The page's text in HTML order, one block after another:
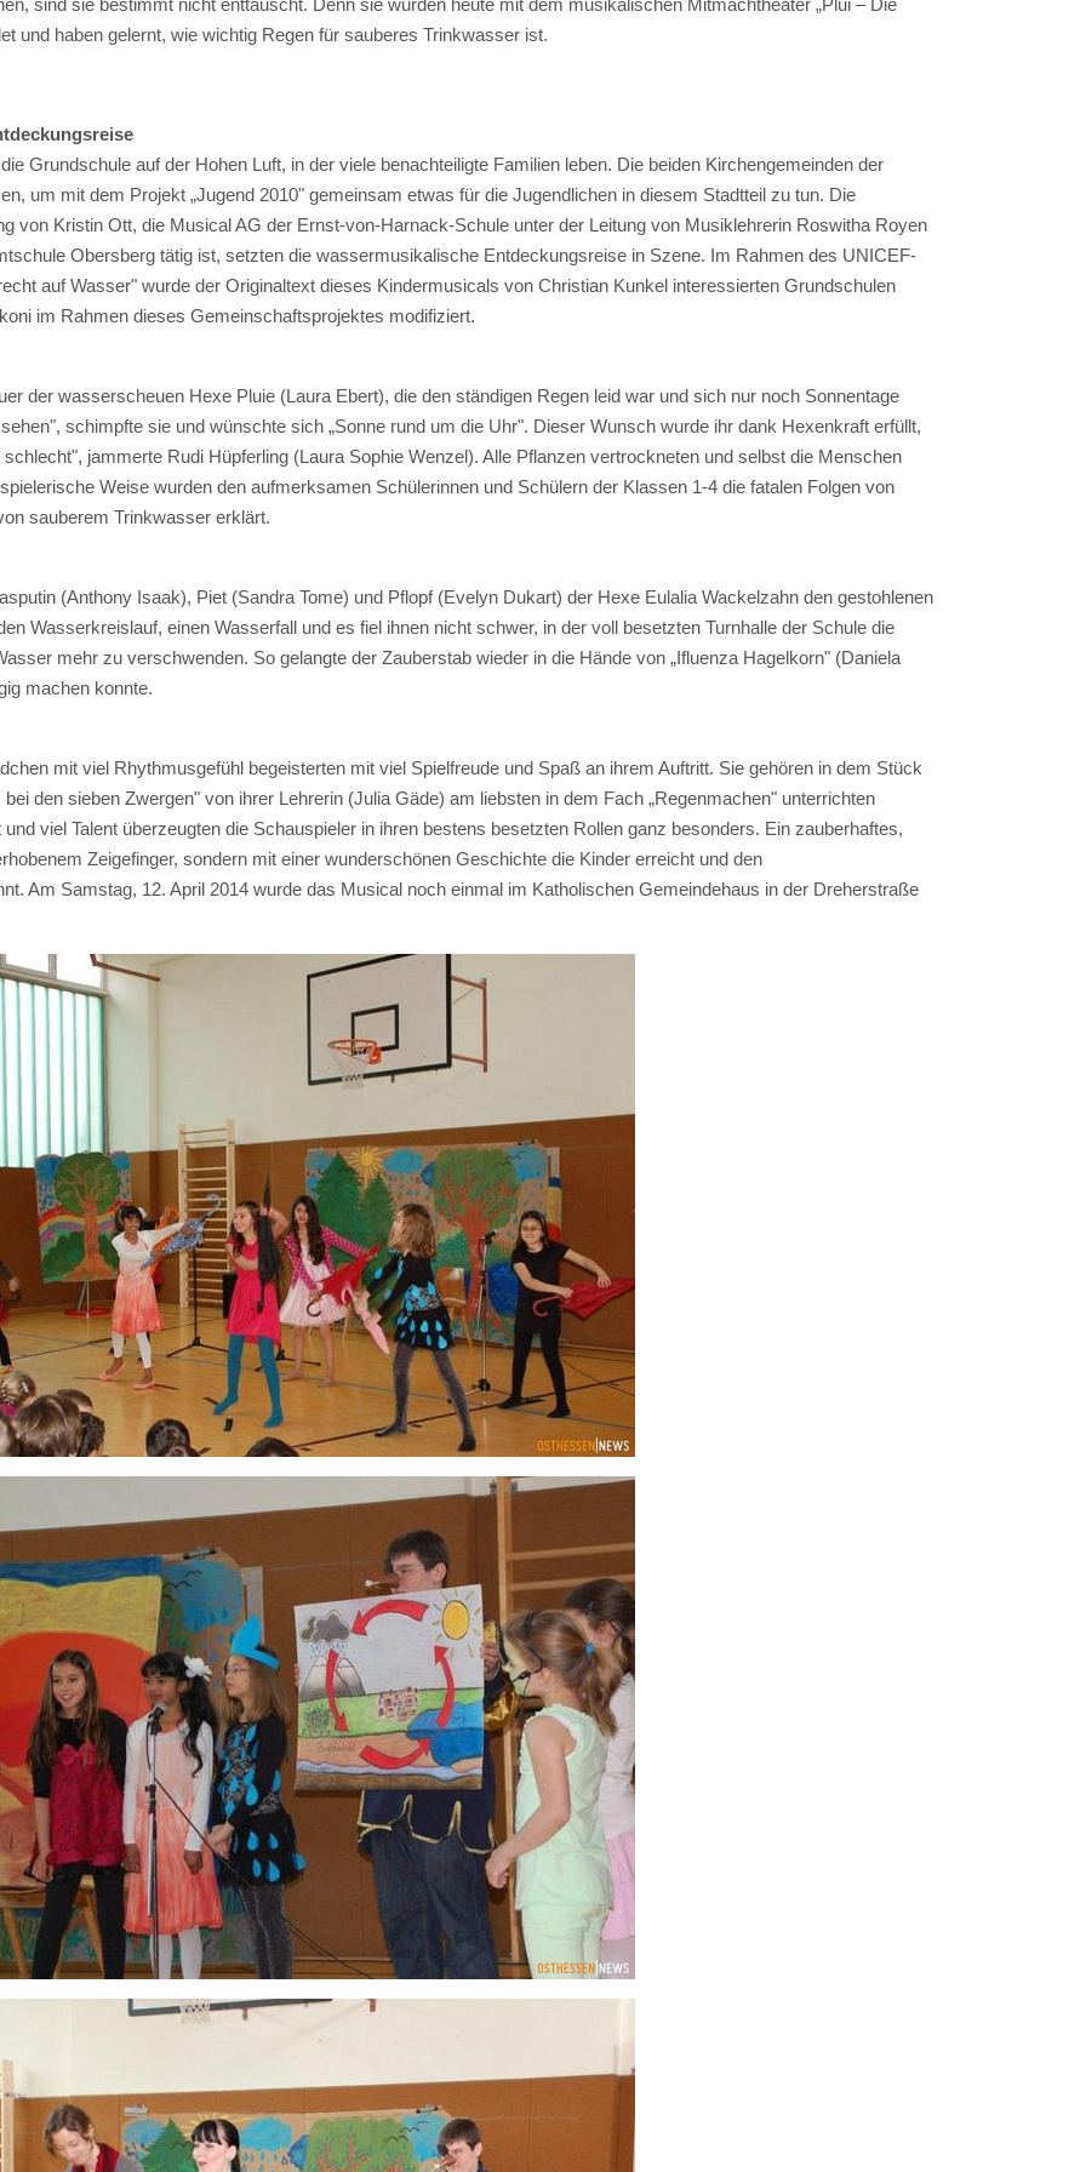
und haben gelernt, wie wichtig Regen für sauberes Trinkwasser ist.
Grundschule auf der Hohen Luft, in der viele benachteiligte Familien leben. Die beiden Kirchengemeinden der
um mit dem Projekt „Jugend 2010" gemeinsam etwas für die Jugendlichen in diesem Stadtteil zu tun. Die
von Kristin Ott, die Musical AG der Ernst-von-Harnack-Schule unter der Leitung von Musiklehrerin Roswitha Royen
Obersberg tätig ist, setzten die wassermusikalische Entdeckungsreise in Szene. Im Rahmen des UNICEF-
auf Wasser" wurde der Originaltext dieses Kindermusicals von Christian Kunkel interessierten Grundschulen
im Rahmen dieses Gemeinschaftsprojektes modifiziert.
der wasserscheuen Hexe Pluie (Laura Ebert), die den ständigen Regen leid war und sich nur noch Sonnentage
schimpfte sie und wünschte sich „Sonne rund um die Uhr". Dieser Wunsch wurde ihr dank Hexenkraft erfüllt,
jammerte Rudi Hüpferling (Laura Sophie Wenzel). Alle Pflanzen vertrockneten und selbst die Menschen
Weise wurden den aufmerksamen Schülerinnen und Schülern der Klassen 1-4 die fatalen Folgen von
sauberem Trinkwasser erklärt.
(Anthony Isaak), Piet (Sandra Tome) und Pflopf (Evelyn Dukart) der Hexe Eulalia Wackelzahn den gestohlenen
Wasserkreislauf, einen Wasserfall und es fiel ihnen nicht schwer, in der voll besetzten Turnhalle der Schule die
mehr zu verschwenden. So gelangte der Zauberstab wieder in die Hände von „Ifluenza Hagelkorn" (Daniela
machen konnte.
mit viel Rhythmusgefühl begeisterten mit viel Spielfreude und Spaß an ihrem Auftritt. Sie gehören in dem Stück
den sieben Zwergen" von ihrer Lehrerin (Julia Gäde) am liebsten in dem Fach „Regenmachen" unterrichten
viel Talent überzeugten die Schauspieler in ihren bestens besetzten Rollen ganz besonders. Ein zauberhaftes,
Zeigefinger, sondern mit einer wunderschönen Geschichte die Kinder erreicht und den
Am Samstag, 12. April 2014 wurde das Musical noch einmal im Katholischen Gemeindehaus in der Dreherstraße